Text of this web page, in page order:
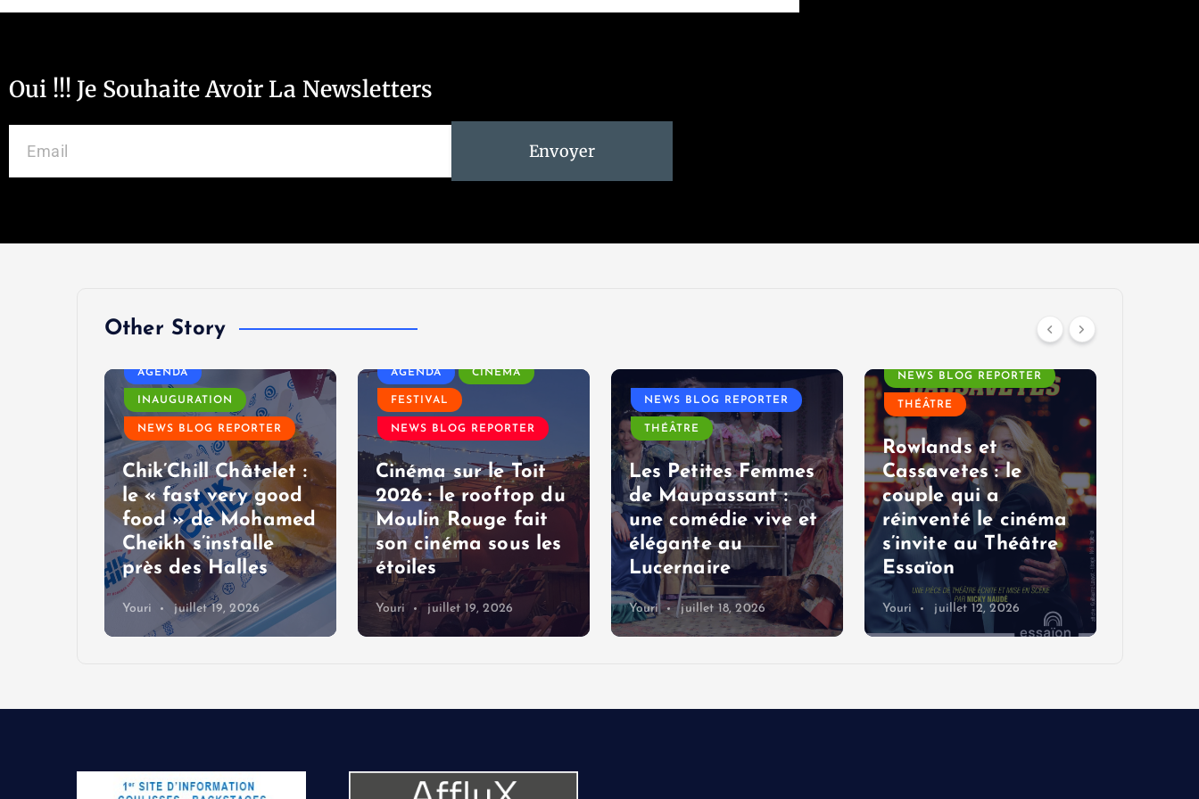
Oui !!! Je Souhaite Avoir La Newsletters
Envoyer
Other Story
AGENDA
INAUGURATION
NEWS BLOG REPORTER
Chik’Chill Châtelet :
le « fast very good
food » de Mohamed
Cheikh s’installe
près des Halles
Youri juillet 19, 2026
AGENDA CINÉMA
FESTIVAL
NEWS BLOG REPORTER
Cinéma sur le Toit
2026 : le rooftop du
Moulin Rouge fait
son cinéma sous les
étoiles
Youri juillet 19, 2026
NEWS BLOG REPORTER
THÉÂTRE
Les Petites Femmes
de Maupassant :
une comédie vive et
élégante au
Lucernaire
Youri juillet 18, 2026
NEWS BLOG REPORTER
THÉÂTRE
Rowlands et
Cassavetes : le
couple qui a
réinventé le cinéma
s’invite au Théâtre
Essaïon
Youri juillet 12, 2026